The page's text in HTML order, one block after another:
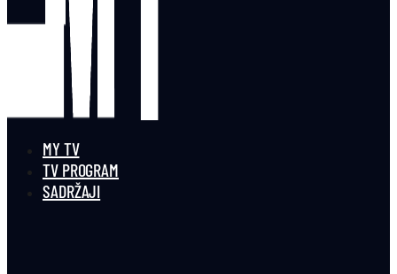
MY TV
TV PROGRAM
SADRŽAJI